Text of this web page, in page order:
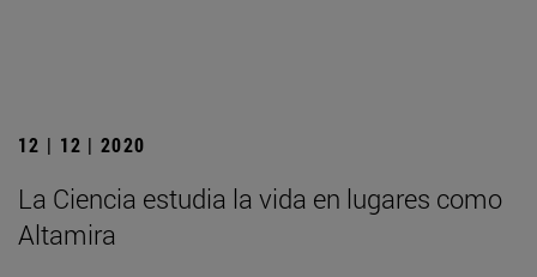
12 | 12 | 2020
La Ciencia estudia la vida en lugares como
Altamira